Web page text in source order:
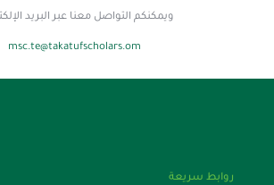
ويمكنكم التواصل معنا عبر البريد
msc.te@takatufscholars.om
روابط سريعة